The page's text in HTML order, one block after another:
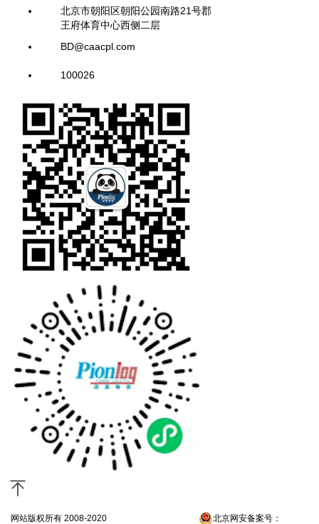
北京市朝阳区朝阳公园南路21号郡
王府体育中心西侧二层
BD@caacpl.com
100026
网站版权所有 2008-2020 北京网安备案号：